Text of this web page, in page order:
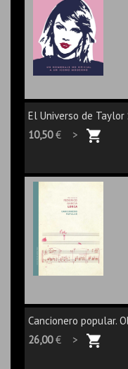
El Universo de
10,50€ >
Cancionero popular.
26,00€ >